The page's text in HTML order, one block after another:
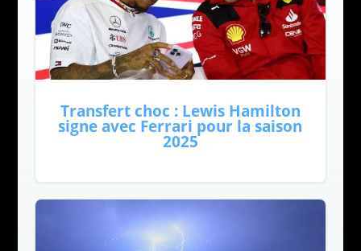
Transfert choc : Lewis Hamilton
signe avec Ferrari pour la saison
2025